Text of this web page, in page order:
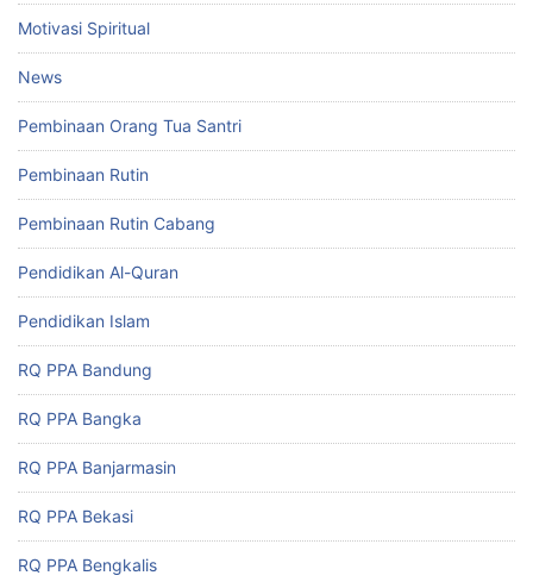
Motivasi Spiritual
News
Pembinaan Orang Tua Santri
Pembinaan Rutin
Pembinaan Rutin Cabang
Pendidikan Al-Quran
Pendidikan Islam
RQ PPA Bandung
RQ PPA Bangka
RQ PPA Banjarmasin
RQ PPA Bekasi
RQ PPA Bengkalis